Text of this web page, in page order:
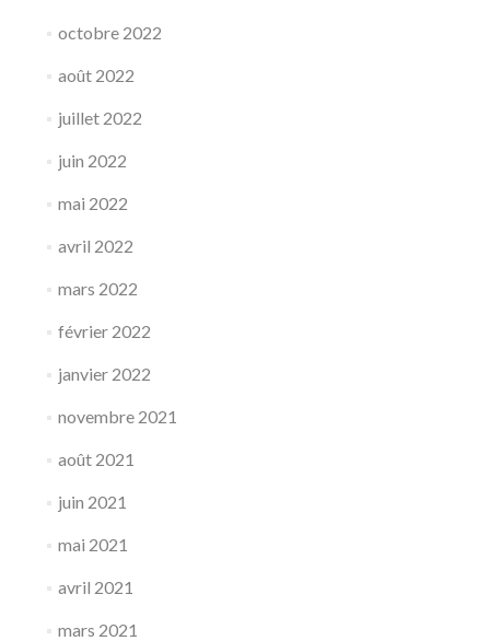
octobre 2022
août 2022
juillet 2022
juin 2022
mai 2022
avril 2022
mars 2022
février 2022
janvier 2022
novembre 2021
août 2021
juin 2021
mai 2021
avril 2021
mars 2021